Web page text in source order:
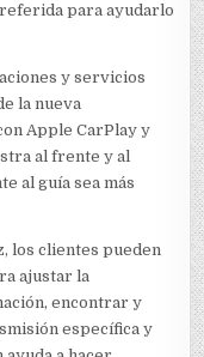
para ayudarlo
y servicios
la nueva
Apple CarPlay y
al frente y al
al guía sea más
los clientes pueden
ajustar la
encontrar y
específica y